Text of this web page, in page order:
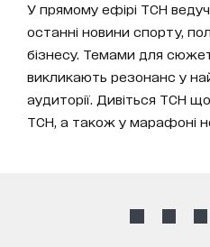
У прямому ефірі ТСН
останні новини спорту,
бізнесу. Темами для
викликають резонанс у
аудиторії. Дивіться ТСН
ТСН, а також у марафоні